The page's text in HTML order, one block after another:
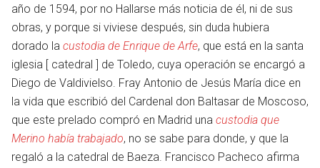
idioma
año de 1594, por no Hallarse más noticia de él, ni de sus
obras, y porque si viviese después, sin duda hubiera
dorado la custodia de Enrique de Arfe, que está en la santa
iglesia [ catedral ] de Toledo, cuya operación se encargó a
Diego de Valdivielso. Fray Antonio de Jesús María dice en
la vida que escribió del Cardenal don Baltasar de Moscoso,
que este prelado compró en Madrid una custodia que
Merino había trabajado, no se sabe para donde, y que la
regaló a la catedral de Baeza. Francisco Pacheco afirma